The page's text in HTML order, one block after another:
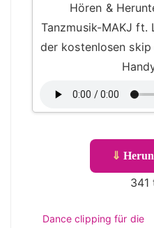
Hören &
Tanzmusik-MAKJ ft.
der kostenlosen
⇓
341
Dance clipping für die